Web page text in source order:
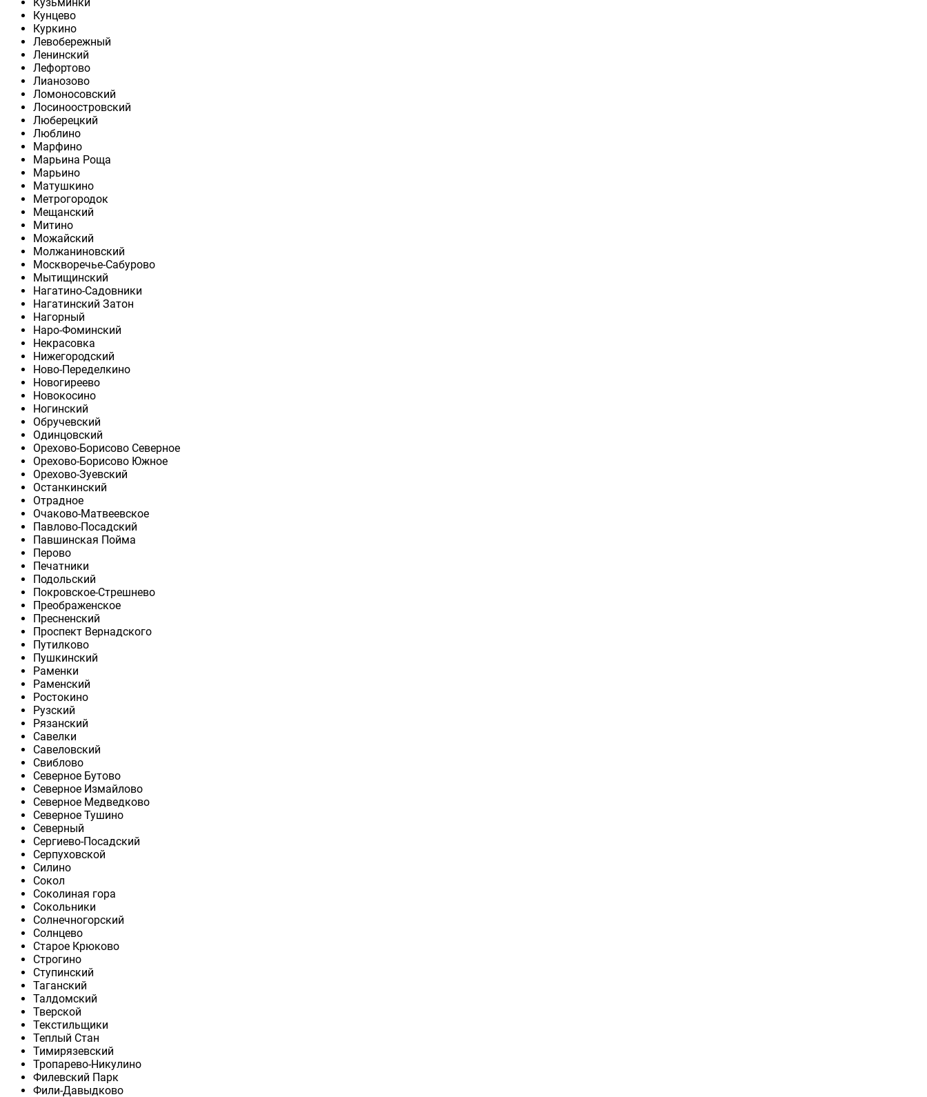
Кунцево
Куркино
Левобережный
Ленинский
Лефортово
Лианозово
Ломоносовский
Лосиноостровский
Люберецкий
Люблино
Марфино
Марьина Роща
Марьино
Матушкино
Метрогородок
Мещанский
Митино
Можайский
Молжаниновский
Москворечье-Сабурово
Мытищинский
Нагатино-Садовники
Нагатинский Затон
Нагорный
Наро-Фоминский
Некрасовка
Нижегородский
Ново-Переделкино
Новогиреево
Новокосино
Ногинский
Обручевский
Одинцовский
Орехово-Борисово Северное
Орехово-Борисово Южное
Орехово-Зуевский
Останкинский
Отрадное
Очаково-Матвеевское
Павлово-Посадский
Павшинская Пойма
Перово
Печатники
Подольский
Покровское-Стрешнево
Преображенское
Пресненский
Проспект Вернадского
Путилково
Пушкинский
Раменки
Раменский
Ростокино
Рузский
Рязанский
Савелки
Савеловский
Свиблово
Северное Бутово
Северное Измайлово
Северное Медведково
Северное Тушино
Северный
Сергиево-Посадский
Серпуховской
Силино
Сокол
Соколиная гора
Сокольники
Солнечногорский
Солнцево
Старое Крюково
Строгино
Ступинский
Таганский
Талдомский
Тверской
Текстильщики
Теплый Стан
Тимирязевский
Тропарево-Никулино
Филевский Парк
Фили-Давыдково